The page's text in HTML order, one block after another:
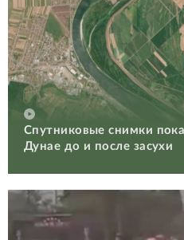
Спутниковые снимки
Дунае до и после засухи